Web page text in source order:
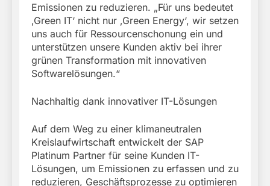
Emissionen zu reduzieren. „Für uns bedeutet
‚Green IT‘ nicht nur ‚Green Energy‘, wir setzen
uns auch für Ressourcenschonung ein und
unterstützen unsere Kunden aktiv bei ihrer
grünen Transformation mit innovativen
Softwarelösungen.“
Nachhaltig dank innovativer IT-Lösungen
Auf dem Weg zu einer klimaneutralen
Kreislaufwirtschaft entwickelt der SAP
Platinum Partner für seine Kunden IT-
Lösungen, um Emissionen zu erfassen und zu
reduzieren, Geschäftsprozesse zu optimieren